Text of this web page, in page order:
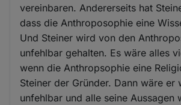
vereinbaren. Andererseits hat
dass die Anthroposophie eine
Und Steiner wird von den
unfehlbar gehalten. Es wäre alles
wenn die Anthropsophie eine
Steiner der Gründer. Dann wäre er
unfehlbar und alle seine Aussagen